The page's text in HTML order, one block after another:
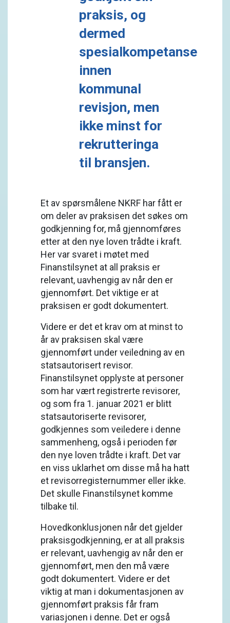
praksis, og
dermed
spesialkompetanse
innen
kommunal
revisjon, men
ikke minst for
rekrutteringa
til bransjen.
Et av spørsmålene NKRF har fått er
om deler av praksisen det søkes om
godkjenning for, må gjennomføres
etter at den nye loven trådte i kraft.
Her var svaret i møtet med
Finanstilsynet at all praksis er
relevant, uavhengig av når den er
gjennomført. Det viktige er at
praksisen er godt dokumentert.
Videre er det et krav om at minst to
år av praksisen skal være
gjennomført under veiledning av en
statsautorisert revisor.
Finanstilsynet opplyste at personer
som har vært registrerte revisorer,
og som fra 1. januar 2021 er blitt
statsautoriserte revisorer,
godkjennes som veiledere i denne
sammenheng, også i perioden før
den nye loven trådte i kraft. Det var
en viss uklarhet om disse må ha hatt
et revisorregisternummer eller ikke.
Det skulle Finanstilsynet komme
tilbake til.
Hovedkonklusjonen når det gjelder
praksisgodkjenning, er at all praksis
er relevant, uavhengig av når den er
gjennomført, men den må være
godt dokumentert. Videre er det
viktig at man i dokumentasjonen av
gjennomført praksis får fram
variasjonen i denne. Det er også